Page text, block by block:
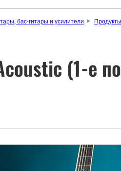
бас-гитары и усилители Продукты
(1-е